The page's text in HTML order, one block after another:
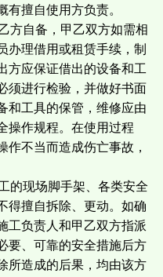
擅自使用方负责。
自备，甲乙双方如需相
办理借用或租赁手续，制
方应保证借出的设备和工
须进行检验，并做好书面
和工具的保管，维修应由
操作规程。在使用过程
作不当而造成伤亡事故，
现场脚手架、各类安全
得擅自拆除、更动。如确
工负责人和甲乙双方指派
要、可靠的安全措施后方
所造成的后果，均由该方